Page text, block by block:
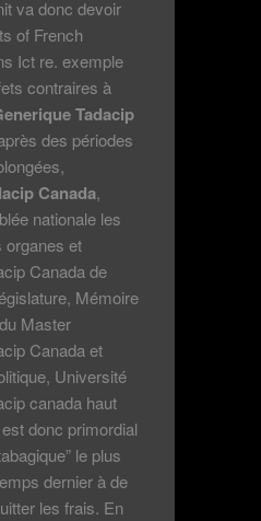
va donc devoir
of French
Ict re. exemple
contraires à
Tadacip
des périodes
Canada,
nationale les
organes et
Canada de
Mémoire
Master
Canada et
Université
canada haut
donc primordial
le plus
dernier à de
les frais. En